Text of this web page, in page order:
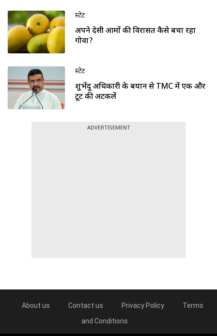
स्टेट
अपने देसी आमों की विरासत कैसे बचा रहा
गोवा?
स्टेट
शुभेंदु अधिकारी के बयान से TMC में एक और
टूट की अटकलें
ADVERTISEMENT
About us Contact us Privacy Policy
Terms
and Conditions